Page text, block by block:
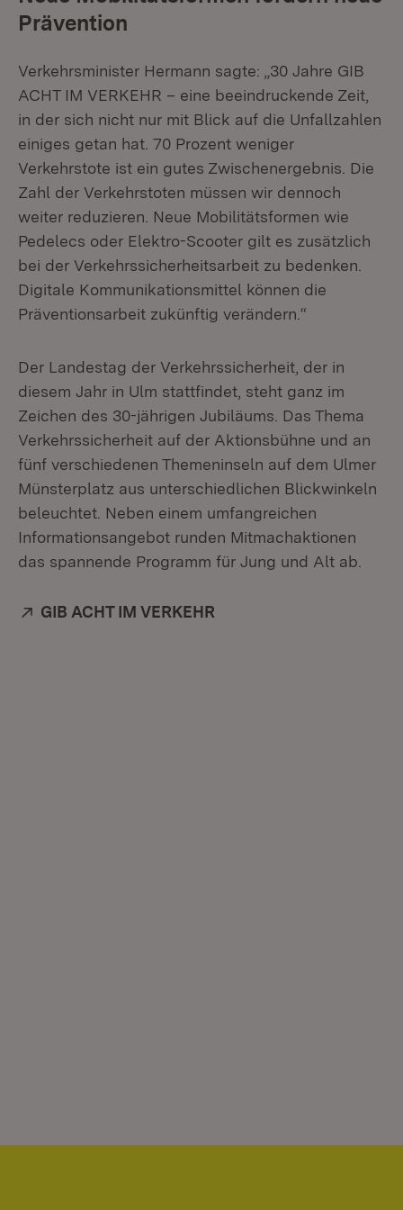
Prävention
Verkehrsminister Hermann sagte: „30 Jahre GIB
ACHT IM VERKEHR – eine beeindruckende Zeit,
in der sich nicht nur mit Blick auf die Unfallzahlen
einiges getan hat. 70 Prozent weniger
Verkehrstote ist ein gutes Zwischenergebnis. Die
Zahl der Verkehrstoten müssen wir dennoch
weiter reduzieren. Neue Mobilitätsformen wie
Pedelecs oder Elektro-Scooter gilt es zusätzlich
bei der Verkehrssicherheitsarbeit zu bedenken.
Digitale Kommunikationsmittel können die
Präventionsarbeit zukünftig verändern.“
Der Landestag der Verkehrssicherheit, der in
diesem Jahr in Ulm stattfindet, steht ganz im
Zeichen des 30-jährigen Jubiläums. Das Thema
Verkehrssicherheit auf der Aktionsbühne und an
fünf verschiedenen Themeninseln auf dem Ulmer
Münsterplatz aus unterschiedlichen Blickwinkeln
beleuchtet. Neben einem umfangreichen
Informationsangebot runden Mitmachaktionen
das spannende Programm für Jung und Alt ab.
Extern:
GIB ACHT IM VERKEHR